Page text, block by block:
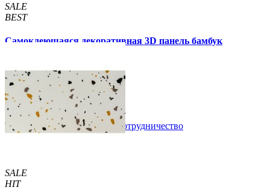
SALE
BEST
Самоклеющаяся декоративная 3D панель бамбук
129 грн. /шт 160 грн. /шт
Купить В закладки Сотрудничество
SALE
HIT